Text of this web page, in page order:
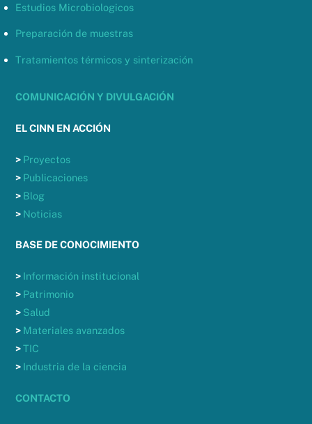
Estudios Microbiologicos
Preparación de muestras
Tratamientos térmicos y sinterización
COMUNICACIÓN Y DIVULGACIÓN
EL CINN EN ACCIÓN
> Proyectos
> Publicaciones
> Blog
> Noticias
BASE DE CONOCIMIENTO
> Información institucional
> Patrimonio
> Salud
> Materiales avanzados
>TIC
> Industria de la ciencia
CONTACTO